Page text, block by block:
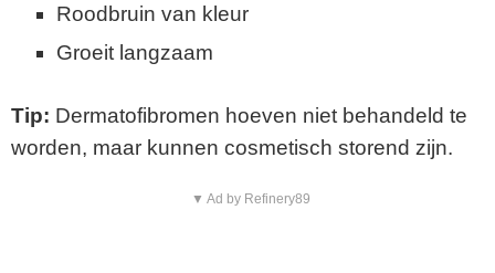
Roodbruin van kleur
Groeit langzaam
Tip: Dermatofibromen hoeven niet behandeld te
worden, maar kunnen cosmetisch storend zijn.
▼ Ad by Refinery89